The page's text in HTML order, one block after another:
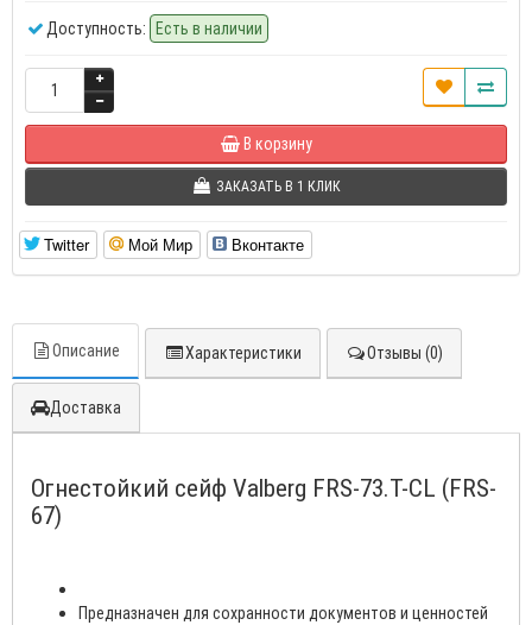
Доступность: Есть в наличии
В корзину
ЗАКАЗАТЬ В 1 КЛИК
Twitter Мой Мир Вконтакте
Описание Характеристики Отзывы (0)
Доставка
Огнестойкий сейф Valberg FRS-73.T-CL (FRS-
67)
Предназначен для сохранности документов и ценностей